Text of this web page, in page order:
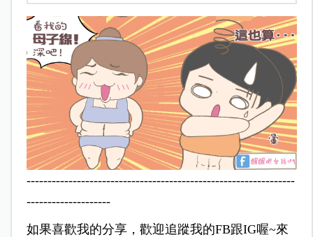
----------------------------------------------------------------
--------------------
如果喜歡我的分享，歡迎追蹤我的FB跟IG喔~來